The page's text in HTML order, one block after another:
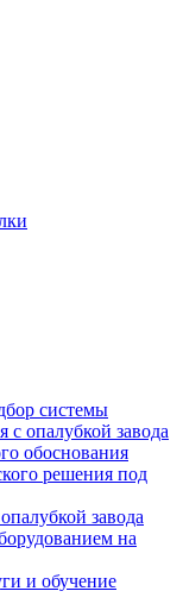
системы
опалубкой завода
обоснования
решения под
завода
на
и обучение